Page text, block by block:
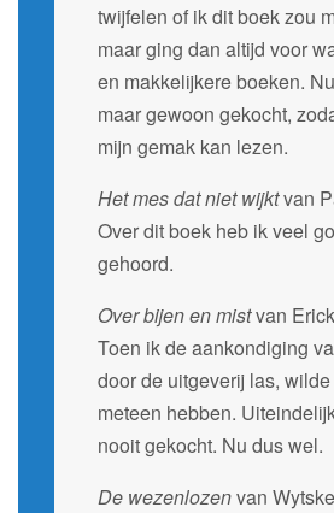
twijfelen of ik dit boek zou
maar ging dan altijd voor
en makkelijkere boeken.
maar gewoon gekocht,
mijn gemak kan lezen.
Het mes dat niet wijktvan
Over dit boek heb ik veel
gehoord.
Over bijen en mistvan
Toen ik de aankondiging
door de uitgeverij las,
meteen hebben.
nooit gekocht. Nu dus wel.
De wezenlozenvan